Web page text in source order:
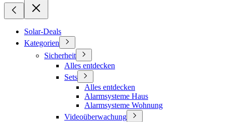
Solar-Deals
Kategorien
Sicherheit
Alles entdecken
Sets
Alles entdecken
Alarmsysteme Haus
Alarmsysteme Wohnung
Videoüberwachung